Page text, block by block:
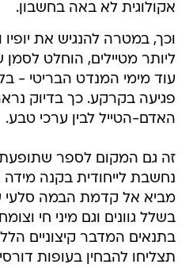
אקולוגית לא באה בחשבון.
וכך, במטרה להנגיש את
ליותר מטיילים, הוחלט לסמן
עוד מימי המנדט הבריטי -
פגיעה בקרקע. כך בדיוק נראה
האדם-הטייל לבין ערכי טבע.
זה גם המקום לספר
נחשבת לייחודית בקנה
מביא אל קדמת הבמה סלעי
בשלל גוונים וגם מיני חי
בתנאים המדבר קיצוניים
תצליחו להבחין בעופות